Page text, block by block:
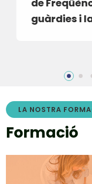
de
guàrdies i
LA NOSTRA
Formació